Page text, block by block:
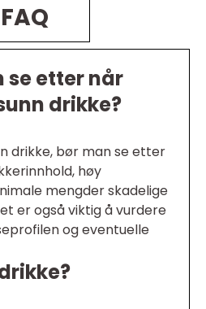
FAQ
se etter når
drikke?
drikke, bør man se etter
høy
mengder skadelige
er også viktig å vurdere
og eventuelle